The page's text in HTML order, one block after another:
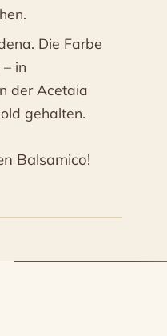
Die Farbe
in
der Acetaia
gehalten.
Balsamico!